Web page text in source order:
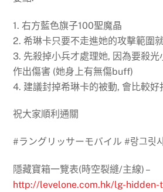
1. 右方藍色旗子100聖魔晶
2. 希琳卡只要不走進她的攻擊範圍
3. 先殺掉小兵才處理她, 因為要殺
作出傷害 (她身上有無傷buff)
4. 建議封掉希琳卡的被動, 會比較好
祝大家順利通關
#ラングリッサーモバイル #랑그
隱藏寶箱一覽表(時空裂縫/主線) –
http://levelone.com.hk/lg-